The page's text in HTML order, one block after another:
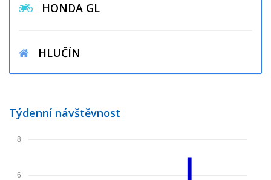
HONDA GL
HLUČÍN
Týdenní návštěvnost
6
8